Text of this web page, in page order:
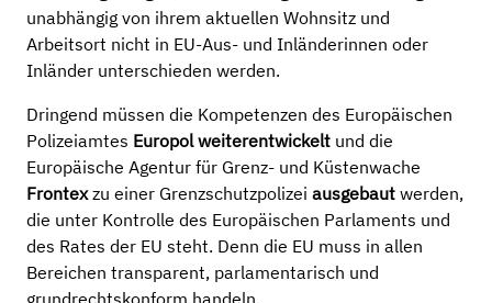
unabhängig von ihrem aktuellen Wohnsitz und
Arbeitsort nicht in EU-Aus- und Inländerinnen oder
Inländer unterschieden werden.
Dringend müssen die Kompetenzen des Europäischen
Polizeiamtes Europol weiterentwickelt und die
Europäische Agentur für Grenz- und Küstenwache
Frontexzu einer Grenzschutzpolizei ausgebaut werden,
die unter Kontrolle des Europäischen Parlaments und
des Rates der EU steht. Denn die EU muss in allen
Bereichen transparent, parlamentarisch und
grundrechtskonform handeln.